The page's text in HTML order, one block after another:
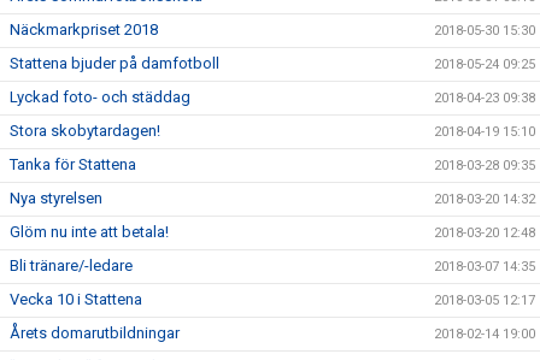
Näckmarkpriset 2018 2018-05-30 15:30
Stattena bjuder på damfotboll 2018-05-24 09:25
Lyckad foto- och städdag 2018-04-23 09:38
Stora skobytardagen! 2018-04-19 15:10
Tanka för Stattena 2018-03-28 09:35
Nya styrelsen 2018-03-20 14:32
Glöm nu inte att betala! 2018-03-20 12:48
Bli tränare/-ledare 2018-03-07 14:35
Vecka 10 i Stattena 2018-03-05 12:17
Årets domarutbildningar 2018-02-14 19:00